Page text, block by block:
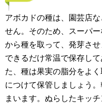
アボカドの種は、園芸店
せん。そのため、スーパ
から種を取って、発芽さ
できるだけ常温で保存し
た、種は果実の脂分をよ
につけて保管しましょう
まいます。ぬらしたキッ